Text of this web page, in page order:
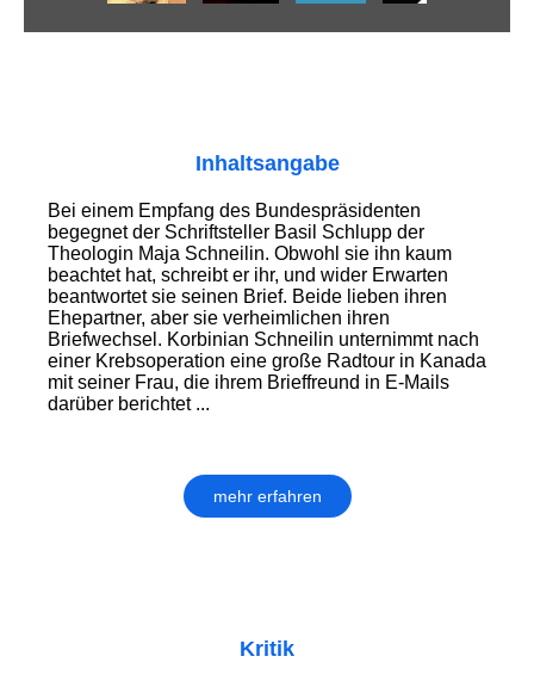
Inhaltsangabe
Bei einem Empfang des Bundespräsidenten
begegnet der Schriftsteller Basil Schlupp der
Theologin Maja Schneilin. Obwohl sie ihn kaum
beachtet hat, schreibt er ihr, und wider Erwarten
beantwortet sie seinen Brief. Beide lieben ihren
Ehepartner, aber sie verheimlichen ihren
Briefwechsel. Korbinian Schneilin unternimmt nach
einer Krebsoperation eine große Radtour in Kanada
mit seiner Frau, die ihrem Brieffreund in E-Mails
darüber berichtet ...
mehr erfahren
Kritik